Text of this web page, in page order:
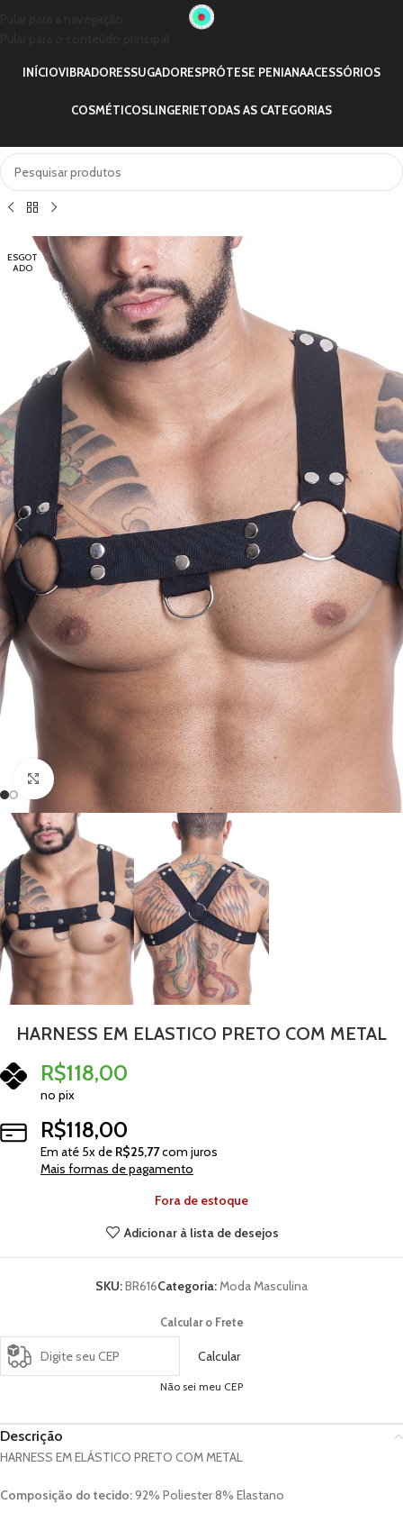
INÍCIOVIBRADORESSUGADORESPRÓTESE PENIANAACESSÓRIOS
COSMÉTICOSLINGERIETODAS AS CATEGORIAS
ESGOT
ADO
Clique para ampliar
HARNESS EM ELASTICO PRETO COM METAL
R$118,00
no pix
R$118,00
Em até 5x de R$25,77com juros
Mais formas de pagamento
Fora de estoque
Adicionar à lista de desejos
SKU:BR616Categoria:Moda Masculina
Calcular o Frete
Calcular
Não sei meu CEP
Descrição
HARNESS EM ELÁSTICO PRETO COM METAL
Composição do tecido:92% Poliester 8% Elastano